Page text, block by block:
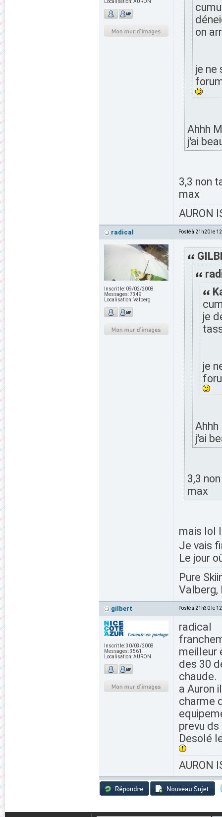
Localisation:AURON
on
je ne
Ahhh
j'ai
3,3 non
max
AURON
radical Posté à 21h20 le
Inscrit le: 09/02/2008
Messages:7349
Localisation:Valberg
je
je
Ahhh
j'ai
3,3
max
mais lol
Je vais
Le jour
Pure
Valberg,
gilbert Posté à 21h30 le
Inscrit le:30/03/2008
Messages:3561
Localisation:AURON
radical
meilleur
des 30
chaude.
a Auron
charme
prevu
Desolé
AURON